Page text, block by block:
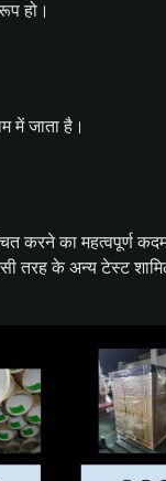
हो।
में जाता है।
करने का
तरह के अन्य टेस्ट